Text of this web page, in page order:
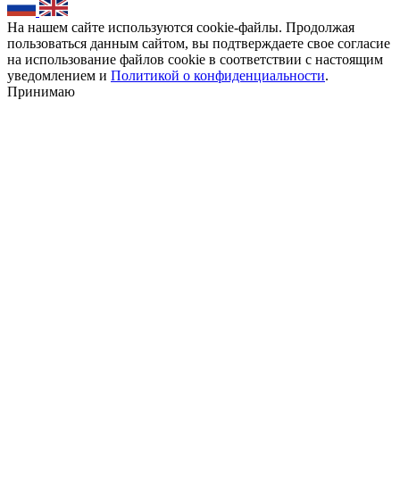
На нашем сайте используются cookie-файлы. Продолжая
пользоваться данным сайтом, вы подтверждаете свое согласие
на использование файлов cookie в соответствии с настоящим
уведомлением и Политикой о конфиденциальности.
Принимаю